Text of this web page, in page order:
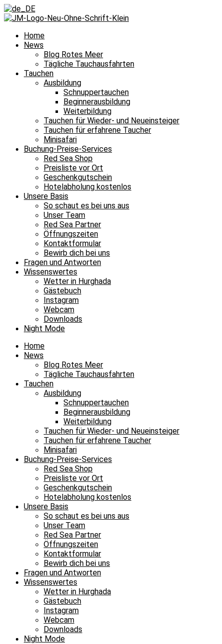
Home
News
Blog Rotes Meer
Tägliche Tauchausfahrten
Tauchen
Ausbildung
Schnuppertauchen
Beginnerausbildung
Weiterbildung
Tauchen für Wieder- und Neueinsteiger
Tauchen für erfahrene Taucher
Minisafari
Buchung-Preise-Services
Red Sea Shop
Preisliste vor Ort
Geschenkgutschein
Hotelabholung kostenlos
Unsere Basis
So schaut es bei uns aus
Unser Team
Red Sea Partner
Öffnungszeiten
Kontaktformular
Bewirb dich bei uns
Fragen und Antworten
Wissenswertes
Wetter in Hurghada
Gästebuch
Instagram
Webcam
Downloads
Night Mode
Home
News
Blog Rotes Meer
Tägliche Tauchausfahrten
Tauchen
Ausbildung
Schnuppertauchen
Beginnerausbildung
Weiterbildung
Tauchen für Wieder- und Neueinsteiger
Tauchen für erfahrene Taucher
Minisafari
Buchung-Preise-Services
Red Sea Shop
Preisliste vor Ort
Geschenkgutschein
Hotelabholung kostenlos
Unsere Basis
So schaut es bei uns aus
Unser Team
Red Sea Partner
Öffnungszeiten
Kontaktformular
Bewirb dich bei uns
Fragen und Antworten
Wissenswertes
Wetter in Hurghada
Gästebuch
Instagram
Webcam
Downloads
Night Mode